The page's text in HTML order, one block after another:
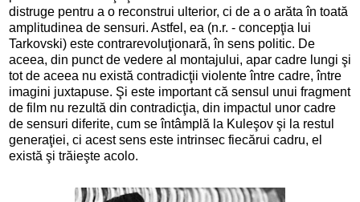
distruge pentru a o reconstrui ulterior, ci de a o arăta în toată
amplitudinea de sensuri. Astfel, ea (n.r. - concepţia lui
Tarkovski) este contrarevoluţionară, în sens politic. De
aceea, din punct de vedere al montajului, apar cadre lungi şi
tot de aceea nu există contradicţii violente între cadre, între
imagini juxtapuse. Şi este important că sensul unui fragment
de film nu rezultă din contradicţia, din impactul unor cadre
de sensuri diferite, cum se întâmplă la Kuleşov şi la restul
generaţiei, ci acest sens este intrinsec fiecărui cadru, el
există şi trăieşte acolo.